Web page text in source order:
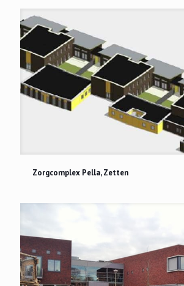
Zorgcomplex Pella, Zetten
Zorgcomplex Pella, Zetten